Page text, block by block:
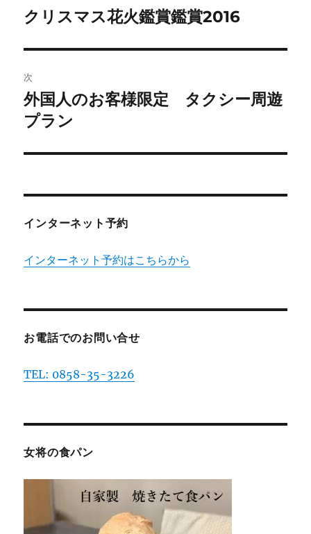
稿
ビ
ゲ
ー
シ
ン
前
投
稿:
クリスマス花火鑑賞鑑賞2016
次
次
の
稿:
外国人のお客様限定 タクシー周遊
プラン
インターネット予約
インターネット予約はこちらから
お電話でのお問い合せ
TEL: 0858-35-3226
女将の食パン